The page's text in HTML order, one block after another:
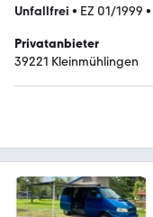
Unfallfrei • EZ 01/1999 •
Privatanbieter
39221 Kleinmühlingen